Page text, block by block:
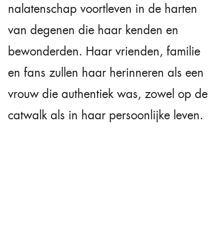
nalatenschap voortleven in de harten
van degenen die haar kenden en
bewonderden. Haar vrienden, familie
en fans zullen haar herinneren als een
vrouw die authentiek was, zowel op de
catwalk als in haar persoonlijke leven.